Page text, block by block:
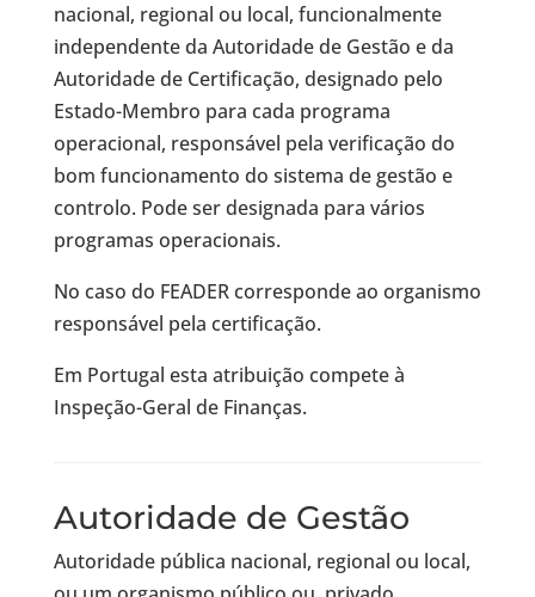
nacional, regional ou local, funcionalmente
independente da Autoridade de Gestão e da
Autoridade de Certificação, designado pelo
Estado-Membro para cada programa
operacional, responsável pela verificação do
bom funcionamento do sistema de gestão e
controlo. Pode ser designada para vários
programas operacionais.
No caso do FEADER corresponde ao organismo
responsável pela certificação.
Em Portugal esta atribuição compete à
Inspeção-Geral de Finanças.
Autoridade de Gestão
Autoridade pública nacional, regional ou local,